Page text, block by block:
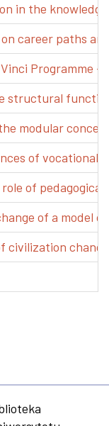
in the
career paths
Programme
structural
modular
of vocational
of
of a model
civilization